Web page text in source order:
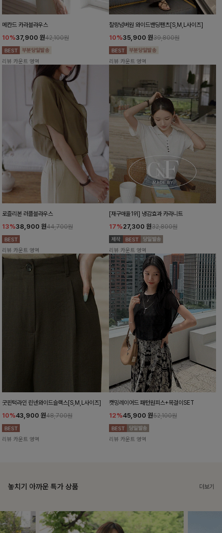
메칸드 카라블라우스
10%37,900 원42,100원
리뷰 카운트 영역
찰랑넘버원 와이드밴딩팬츠[S,M,L사이즈]
10%35,900 원39,800원
리뷰 카운트 영역
로즐리본 러플블라우스
13%38,900 원44,700원
리뷰 카운트 영역
[재구매율1위] 냉감효과 카라니트
17%27,300 원32,800원
리뷰 카운트 영역
굿핀턱라인 린넨와이드슬랙스[S,M,L사이즈]
10%43,900 원48,700원
리뷰 카운트 영역
캣밍레이어드 패턴원피스+목걸이SET
12%45,900 원52,100원
리뷰 카운트 영역
놓치기 아까운 특가 상품 더보기